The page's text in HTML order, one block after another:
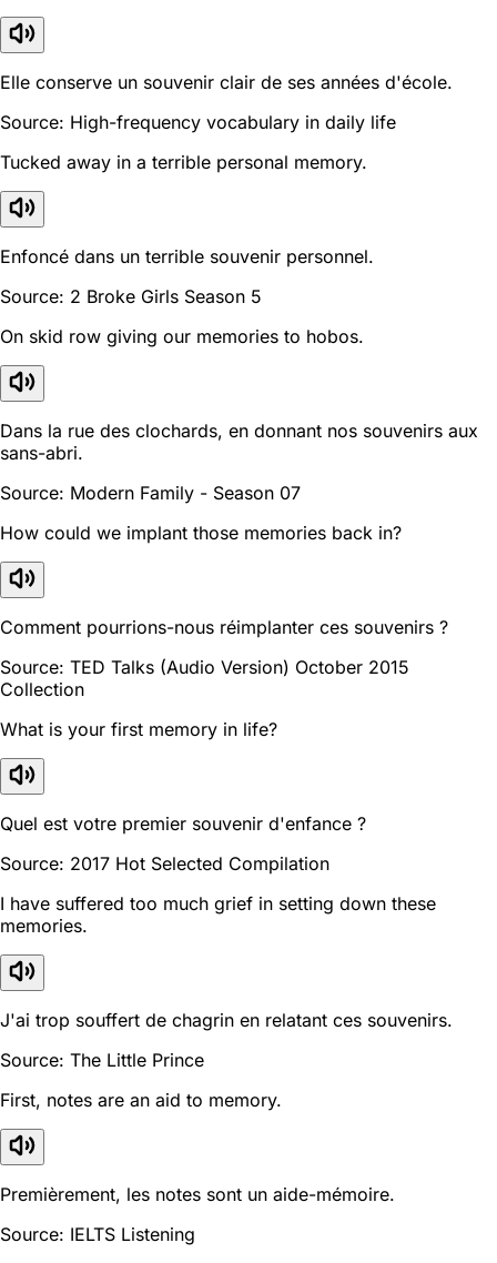
Elle conserve un souvenir clair de ses années d'école.
Source: High-frequency vocabulary in daily life
Tucked away in a terrible personal memory.
Enfoncé dans un terrible souvenir personnel.
Source: 2 Broke Girls Season 5
On skid row giving our memories to hobos.
Dans la rue des clochards, en donnant nos souvenirs aux
sans-abri.
Source: Modern Family - Season 07
How could we implant those memories back in?
Comment pourrions-nous réimplanter ces souvenirs ?
Source: TED Talks (Audio Version) October 2015
Collection
What is your first memory in life?
Quel est votre premier souvenir d'enfance ?
Source: 2017 Hot Selected Compilation
I have suffered too much grief in setting down these
memories.
J'ai trop souffert de chagrin en relatant ces souvenirs.
Source: The Little Prince
First, notes are an aid to memory.
Premièrement, les notes sont un aide-mémoire.
Source: IELTS Listening